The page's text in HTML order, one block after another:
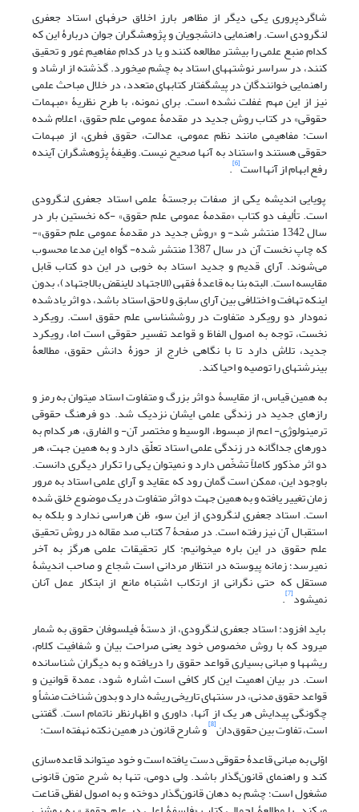
شاگرد‏پروری یکی دیگر از مظاهر بارز اخلاق حرفه‏ای استاد جعفری
لنگرودی است. راهنمایی دانشجویان و پژوهشگران جوان دربارۀ این که
کدام منبع علمی را بیشتر مطالعه کنند و یا در کدام مفاهیم غور و تحقیق
کنند، در سراسر نوشته‏های استاد به چشم می‏خورد. گذشته از ارشاد و
راهنمایی خوانندگان در پیشگفتار کتاب‏های متعدد، در خلال مباحث علمی
نیز از این مهم غفلت نشده است. برای نمونه، با طرح نظریۀ «مبهمات
حقوقی» در کتاب روش جدید در مقدمۀ عمومی علم حقوق، اعلام شده
است: مفاهیمی مانند نظم عمومی، عدالت، حقوق فطری، از مبهمات
حقوقی هستند و استناد به آنها صحیح نیست. وظیفۀ پژوهشگران آینده
رفع ابهام از آنها است[6]
.
پویایی اندیشه یکی از صفات برجستۀ علمی استاد جعفری لنگرودی
است. تألیف دو کتاب «مقدمۀ عمومی علم حقوق» -که نخستین بار در
سال 1342 منتشر شد- و «روش جدید در مقدمۀ عمومی علم حقوق»-
که چاپ نخست آن در سال 1387 منتشر شده- گواه این مدعا محسوب
می‌شوند. آرای قدیم و جدید استاد به خوبی در این دو کتاب قابل
مقایسه است. البته بنا به قاعدۀ فقهی (الاجتهاد لاینقض بالاجتهاد)، بدون
اینکه تهافت و اختلافی بین آرای سابق و لاحق استاد باشد، دو اثر یاد‏شده
نمودار دو رویکرد متفاوت در روش‏شناسی علم حقوق است. رویکرد
نخست، توجه به اصول الفاظ و قواعد تفسیر حقوقی است اما، رویکرد
جدید، تلاش دارد تا با نگاهی خارج از حوزۀ دانش حقوق، مطالعۀ
بین‏رشته‏ای را توصیه و احیا کند.
به همین قیاس، از مقایسۀ دو اثر بزرگ و متفاوت استاد می‏توان به رمز و
راز‏های جدید در زندگی علمی ایشان نزدیک شد. دو فرهنگ حقوقی
ترمینولوژی- اعم از مبسوط، الوسیط و مختصر آن- و الفارق، هر کدام به
دوره‏ای جداگانه در زندگی علمی استاد تعلّق دارد و به همین جهت، هر
دو اثر مذکور کاملاً تشخّص دارد و نمی‏توان یکی را تکرار دیگری دانست.
باوجود این، ممکن است گمان رود که عقاید و آرای علمی استاد به مرور
زمان تغییر یافته و به همین جهت دو اثر متفاوت در یک موضوع خلق شده
است. استاد جعفری لنگرودی از این سوء ظن هراسی ندارد و بلکه به
استقبال آن نیز رفته است. در صفحۀ 7 کتاب صد مقاله در روش تحقیق
علم حقوق در این باره می‏خوانیم: کار تحقیقات علمی هرگز به آخر
نمی‏رسد؛ زمانه پیوسته در انتظار مردانی است شجاع و صاحب اندیشۀ
مستقل که حتی نگرانی از ارتکاب اشتباه مانع از ابتکار عمل آنان
نمی‏شود[7]
.
باید افزود: استاد جعفری لنگرودی، از دستۀ فیلسوفان حقوق به شمار
می‏رود که با روش مخصوص خود یعنی صراحت بیان و شفافیت کلام،
ریشه‏ها و مبانی بسیاری قواعد حقوق را دریافته و به دیگران شناسانده‏
است. در بیان اهمیت این کار کافی است اشاره شود، عمدة قوانین و
قواعد حقوق مدنی، در سنت‏های‏ تاریخی ریشه دارد و بدون شناخت منشأ و
چگونگی پیدایش هر یک از آنها، داوری و اظهارنظر ناتمام است. گفتنی
است، تفاوت بین حقوق‌دان[8] و شارح قانون در همین نکته نهفته است:
اوّلی به مبانی قاعدۀ حقوقی دست یافته است و خود می‏تواند قاعده‌سازی
کند و راهنمای قانون‌گذار باشد. ولی دومی، تنها به شرح متون قانونی
مشغول است؛ چشم به دهان قانون‌گذار دوخته و به اصول لفظی قناعت